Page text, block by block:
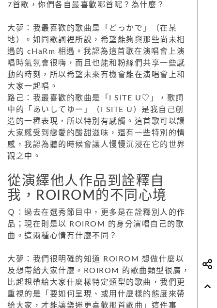
7首歌，你們各自最喜歡哪首呢？為什麼？
大夢：我最喜歡的歌曲是「どっかで」（在某
地）。如同歌詞裡所說，希望能夠與那些尚未相
遇的 cHaRm 相遇。我認為這首歌在演唱會上演
唱時氣氛會很嗨，而且也能和粉絲們共享一些感
動的時刻，所以希望未來有機會能在演唱會上和
大家一起唱。
路己：我最喜歡的歌曲是「I SITE U♡」，歌詞
中的「あいしてゆー」（I SITE U）是我自己創
造的一種表現，所以特別有感觸。這首歌可以讓
大家感受到戀愛的酸甜滋味，還有一些特別的情
感，我認為聽的時候會讓人慢慢沉浸在它的世界
觀之中。
從演繹他人作品到詮釋自
我，ROIROM的不同心境
Ｑ：過去在選秀節目中，更多是在詮釋別人的作
品；現在則是以 ROIROM 的身分演唱自己的歌
曲。這兩種心情有什麼不同？
大夢：我們很明確的知道 ROIROM 想做什麼以
及想帶給大家什麼。ROIROM 的歌曲類型很廣，
比起想帶給大家什麼樣特定類型的歌曲，我們更
重視的是「要如何呈現、或用什麼樣的態度來帶
給大家，才能讓樂迷更喜歡那首歌曲」這件事